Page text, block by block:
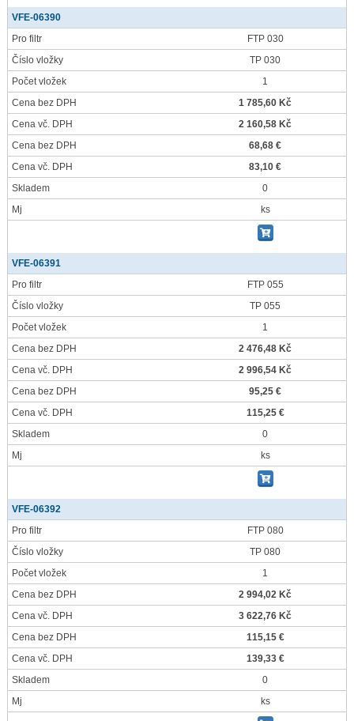
VFE-06390
Pro filtr
FTP 030
Číslo vložky
TP 030
Počet vložek
1
Cena bez DPH
1 785,60 Kč
Cena vč. DPH
2 160,58 Kč
Cena bez DPH
68,68 €
Cena vč. DPH
83,10 €
Skladem
0
Mj
ks
VFE-06391
Pro filtr
FTP 055
Číslo vložky
TP 055
Počet vložek
1
Cena bez DPH
2 476,48 Kč
Cena vč. DPH
2 996,54 Kč
Cena bez DPH
95,25 €
Cena vč. DPH
115,25 €
Skladem
0
Mj
ks
VFE-06392
Pro filtr
FTP 080
Číslo vložky
TP 080
Počet vložek
1
Cena bez DPH
2 994,02 Kč
Cena vč. DPH
3 622,76 Kč
Cena bez DPH
115,15 €
Cena vč. DPH
139,33 €
Skladem
0
Mj
ks